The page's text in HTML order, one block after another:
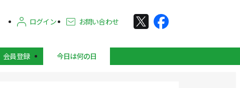
ログイン お問い合わせ
会員登録 今日は何の日